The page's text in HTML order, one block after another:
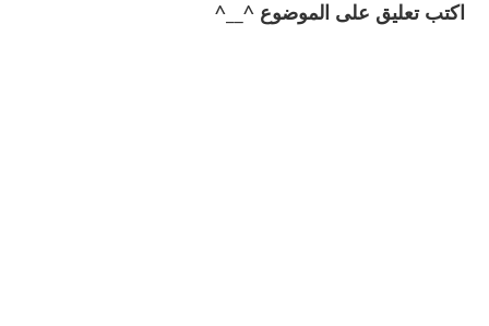
اكتب تعليق على الموضوع ^__^